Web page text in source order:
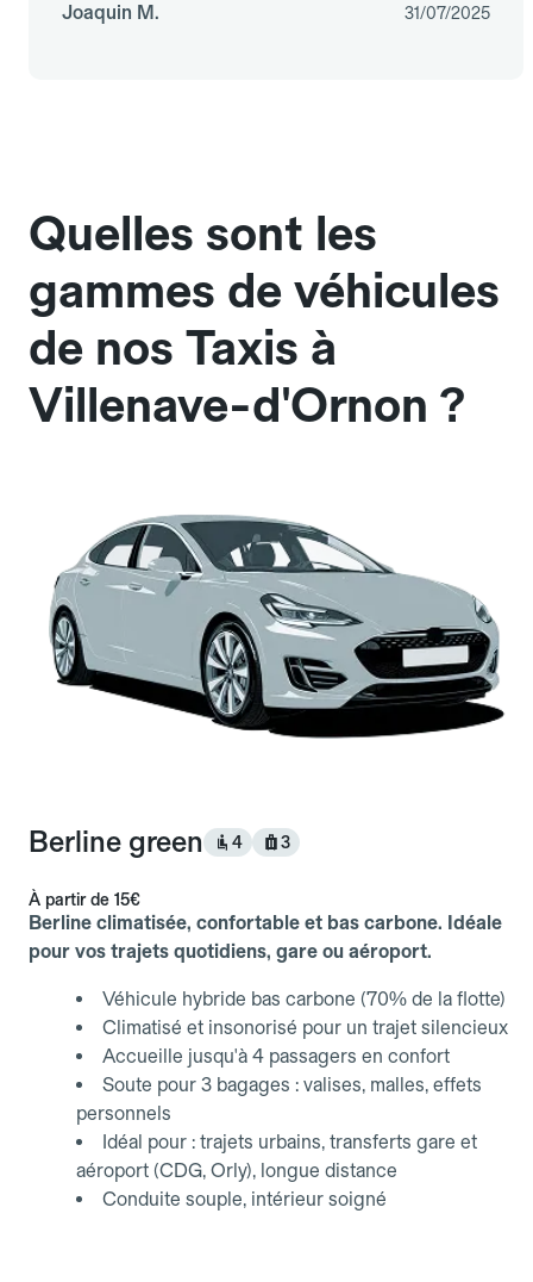
Joaquin M. 31/07/2025
Quelles sont les
gammes de véhicules
de nos Taxis à
Villenave-d'Ornon ?
Berline green 4 3
À partir de 15€
Berline climatisée, confortable et bas carbone. Idéale
pour vos trajets quotidiens, gare ou aéroport.
Véhicule hybride bas carbone (70% de la flotte)
Climatisé et insonorisé pour un trajet silencieux
Accueille jusqu'à 4 passagers en confort
Soute pour 3 bagages : valises, malles, effets
personnels
Idéal pour : trajets urbains, transferts gare et
aéroport (CDG, Orly), longue distance
Conduite souple, intérieur soigné